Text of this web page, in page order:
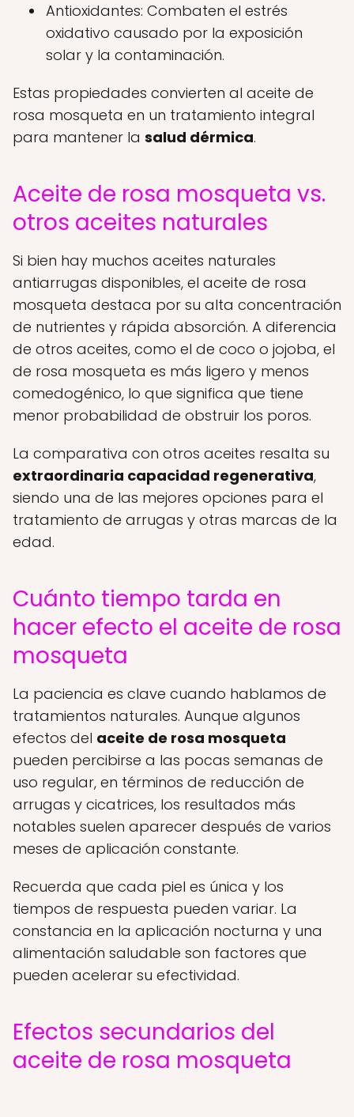
Antioxidantes: Combaten el estrés
oxidativo causado por la exposición
solar y la contaminación.
Estas propiedades convierten al aceite de
rosa mosqueta en un tratamiento integral
para mantener la salud dérmica.
Aceite de rosa mosqueta vs.
otros aceites naturales
Si bien hay muchos aceites naturales
antiarrugas disponibles, el aceite de rosa
mosqueta destaca por su alta concentración
de nutrientes y rápida absorción. A diferencia
de otros aceites, como el de coco o jojoba, el
de rosa mosqueta es más ligero y menos
comedogénico, lo que significa que tiene
menor probabilidad de obstruir los poros.
La comparativa con otros aceites resalta su
extraordinaria capacidad regenerativa,
siendo una de las mejores opciones para el
tratamiento de arrugas y otras marcas de la
edad.
Cuánto tiempo tarda en
hacer efecto el aceite de rosa
mosqueta
La paciencia es clave cuando hablamos de
tratamientos naturales. Aunque algunos
efectos del aceite de rosa mosqueta
pueden percibirse a las pocas semanas de
uso regular, en términos de reducción de
arrugas y cicatrices, los resultados más
notables suelen aparecer después de varios
meses de aplicación constante.
Recuerda que cada piel es única y los
tiempos de respuesta pueden variar. La
constancia en la aplicación nocturna y una
alimentación saludable son factores que
pueden acelerar su efectividad.
Efectos secundarios del
aceite de rosa mosqueta